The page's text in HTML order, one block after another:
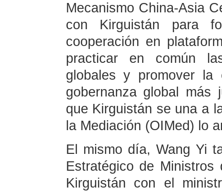
Mecanismo China-Asia
con Kirguistán para
cooperación en
practicar en común
globales y promover la
gobernanza global más
que Kirguistán se una a
la Mediación (OIMed) lo
El mismo día, Wang Yi
Estratégico de
Kirguistán con el